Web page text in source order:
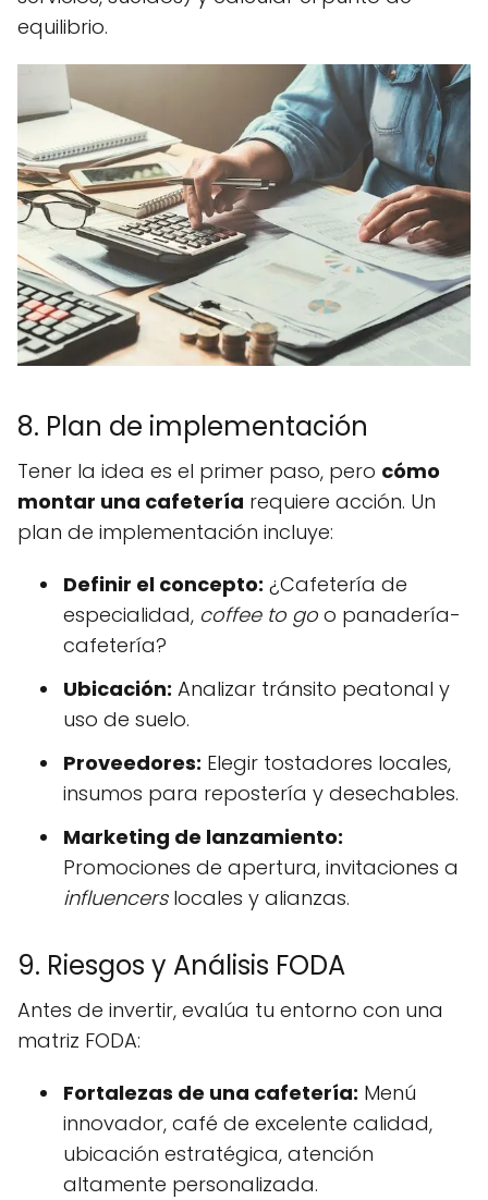
equilibrio.
8. Plan de implementación
Tener la idea es el primer paso, pero cómo
montar una cafetería requiere acción. Un
plan de implementación incluye:
Definir el concepto: ¿Cafetería de
especialidad, coffee to go o panadería-
cafetería?
Ubicación: Analizar tránsito peatonal y
uso de suelo.
Proveedores: Elegir tostadores locales,
insumos para repostería y desechables.
Marketing de lanzamiento:
Promociones de apertura, invitaciones a
influencerslocales y alianzas.
9. Riesgos y Análisis FODA
Antes de invertir, evalúa tu entorno con una
matriz FODA:
Fortalezas de una cafetería: Menú
innovador, café de excelente calidad,
ubicación estratégica, atención
altamente personalizada.